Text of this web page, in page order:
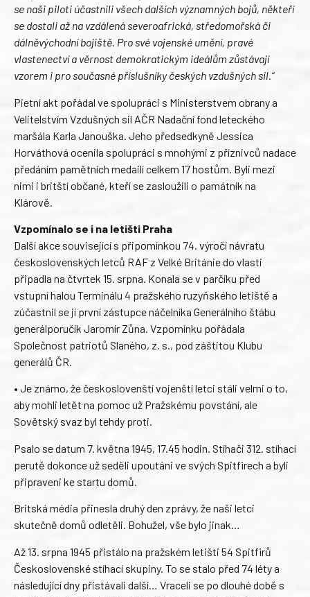
se naši piloti účastnili všech dalších významných bojů, někteří
se dostali až na vzdálená severoafrická, středomořská či
dálněvýchodní bojiště. Pro své vojenské umění, pravé
vlastenectví a věrnost demokratickým ideálům zůstávají
vzorem i pro současné příslušníky českých vzdušných sil.“
Pietní akt pořádal ve spolupráci s Ministerstvem obrany a
Velitelstvím Vzdušných sil AČR Nadační fond leteckého
maršála Karla Janouška. Jeho předsedkyně Jessica
Horváthová ocenila spolupráci s mnohými z příznivců nadace
předáním pamětních medailí celkem 17 hostům. Byli mezi
nimi i britští občané, kteří se zasloužili o památník na
Klárově.
Vzpomínalo se i na letišti Praha
Další akce související s připomínkou 74. výročí návratu
československých letců RAF z Velké Británie do vlasti
připadla na čtvrtek 15. srpna. Konala se v parčíku před
vstupní halou Terminálu 4 pražského ruzyňského letiště a
zúčastnil se jí první zástupce náčelníka Generálního štábu
generálporučík Jaromír Zůna. Vzpomínku pořádala
Společnost patriotů Slaného, z. s., pod záštitou Klubu
generálů ČR.
• Je známo, že českoslovenští vojenští letci stáli velmi o to,
aby mohli letět na pomoc už Pražskému povstání, ale
Sovětský svaz byl tehdy proti.
Psalo se datum 7. května 1945, 17.45 hodin. Stíhači 312. stíhací
perutě dokonce už seděli upoutáni ve svých Spitfirech a byli
připraveni ke startu domů.
Britská média přinesla druhý den zprávy, že naši letci
skutečně domů odletěli. Bohužel, vše bylo jinak…
Až 13. srpna 1945 přistálo na pražském letišti 54 Spitfirů
Československé stíhací skupiny. To se stalo před 74 léty a
následující dny přistávali další… Vraceli se po dlouhé době s